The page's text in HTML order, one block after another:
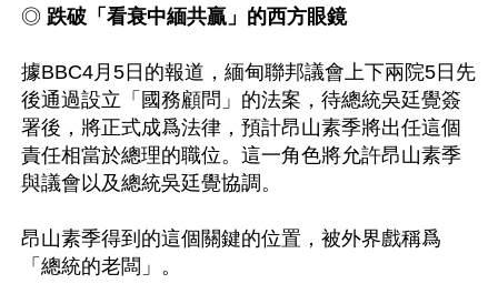
◎ 跌破「看衰中緬共贏」的西方眼鏡
據BBC4月5日的報道，緬甸聯邦議會上下兩院5日先
後通過設立「國務顧問」的法案，待總統吳廷覺簽
署後，將正式成爲法律，預計昂山素季將出任這個
責任相當於總理的職位。這一角色將允許昂山素季
與議會以及總統吳廷覺協調。
昂山素季得到的這個關鍵的位置，被外界戲稱爲
「總統的老闆」。